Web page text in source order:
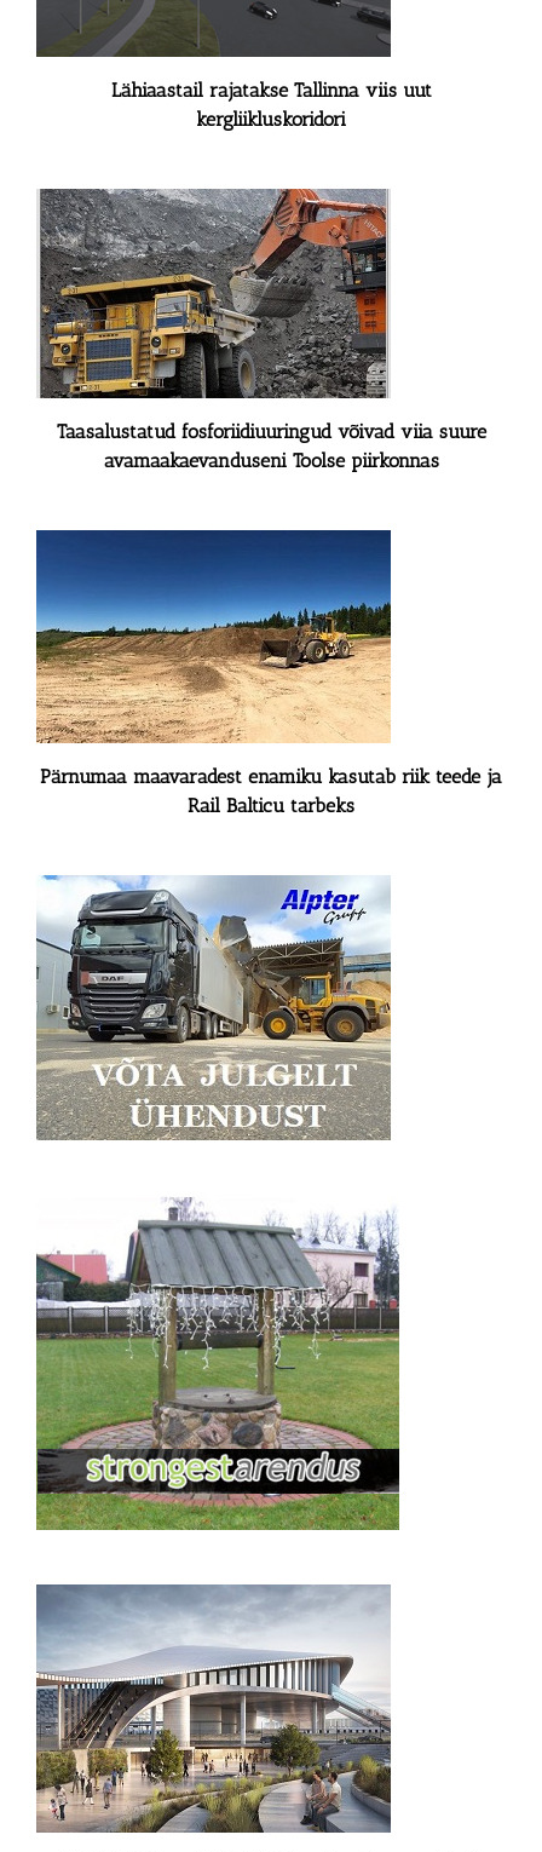
Lähiaastail rajatakse Tallinna viis uut
kergliikluskoridori
Taasalustatud fosforiidiuuringud võivad viia suure
avamaakaevanduseni Toolse piirkonnas
Pärnumaa maavaradest enamiku kasutab riik teede ja
Rail Balticu tarbeks